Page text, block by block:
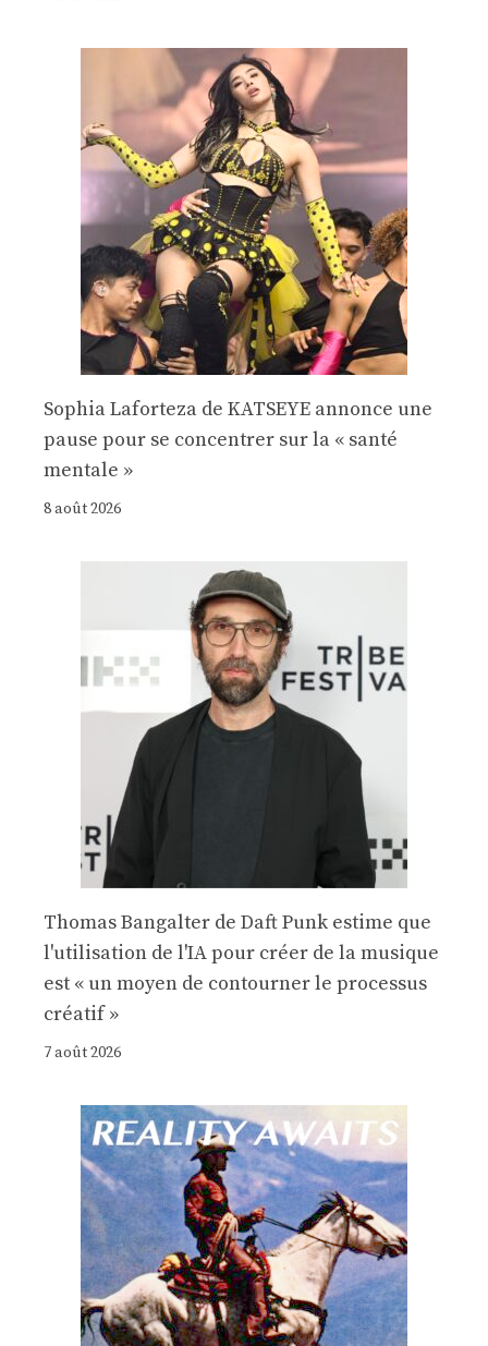
Sophia Laforteza de KATSEYE annonce une
pause pour se concentrer sur la « santé
mentale »
8 août 2026
Thomas Bangalter de Daft Punk estime que
l'utilisation de l'IA pour créer de la musique
est « un moyen de contourner le processus
créatif »
7 août 2026